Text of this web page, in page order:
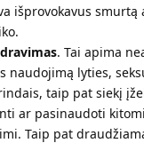
išprovokavus
. Tai apima
naudojimą lyties,
taip pat siekį
ar pasinaudoti
Taip pat